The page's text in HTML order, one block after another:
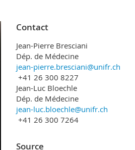
Contact
Jean-Pierre Bresciani
Dép. de Médecine
jean-pierre.bresciani@unifr.ch
+41 26 300 8227
Jean-Luc Bloechle
Dép. de Médecine
jean-luc.bloechle@unifr.ch
+41 26 300 7264
Source